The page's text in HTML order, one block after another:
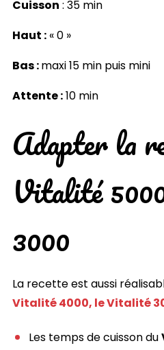
Cuisson : 35 min
Haut :« 0 »
Bas :maxi 15 min puis mini
Attente :10 min
Adapter la
Vitalité
3000
La recette est aussi
Vitalité 4000, le Vitalité
Les temps de cuisson du